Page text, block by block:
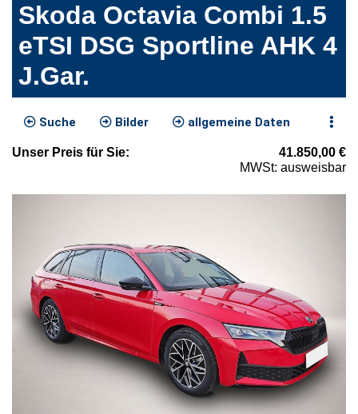
Skoda Octavia Combi 1.5
eTSI DSG Sportline AHK 4
J.Gar.
Suche Bilder allgemeine Daten
Unser Preis für Sie: 41.850,00 €
MWSt: ausweisbar